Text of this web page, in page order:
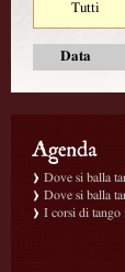
Tutti
Data
Dove si balla
Dove si balla
I corsi di tango